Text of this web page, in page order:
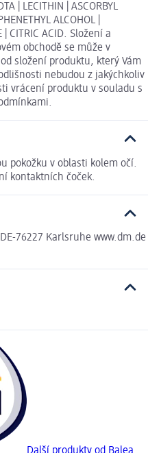
| LECITHIN | ASCORBYL
ALCOHOL |
| CITRIC ACID. Složení a
obchodě se může v
složení produktu, který Vám
nebudou z jakýchkoliv
vrácení produktu v souladu s
pokožku v oblasti kolem očí.
kontaktních čoček.
76227 Karlsruhe www.dm.de